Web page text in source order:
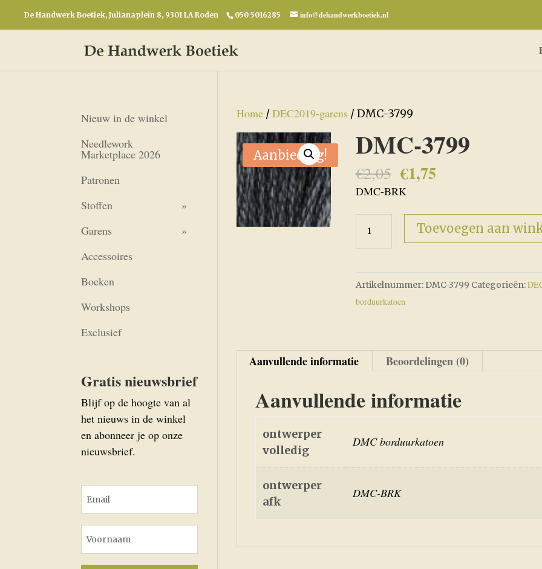
De Handwerk Boetiek, Julianaplein 8, 9301 LA Roden 050 5016285 info@dehandwerkboetiek.nl
Home /DEC2019-garens / DMC-3799
Aanbieding! DMC-3799
€2,05 Oorspronkelijke
prijs
€2,05.
€1,75Huidige
€1,75.
DMC-BRK
3799
Toevoegen aan
Artikelnummer: DMC-3799 Categorieën:
borduurkatoen
Aanvullende informatie Beoordelingen (0)
Aanvullende informatie
ontwerper
volledig
DMC borduurkatoen
ontwerper
afk
DMC-BRK
Nieuw in de winkel
Needlework
Marketplace 2026
Patronen
Stoffen
Garens
Accessoires
Boeken
Workshops
Exclusief
Gratis nieuwsbrief
Blijf op de hoogte van al
het nieuws in de winkel
en abonneer je op onze
nieuwsbrief.